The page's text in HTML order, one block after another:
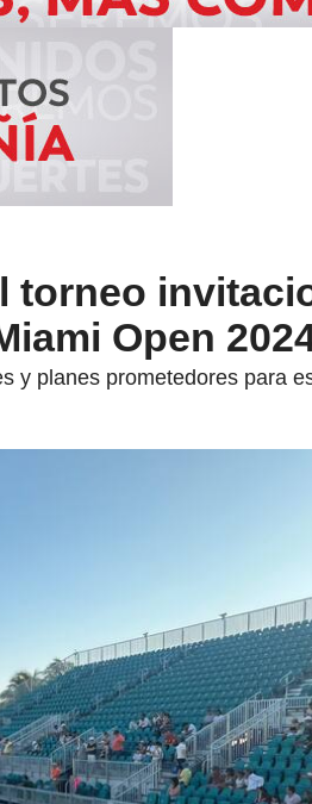
torneo
Open
y planes prometedores para